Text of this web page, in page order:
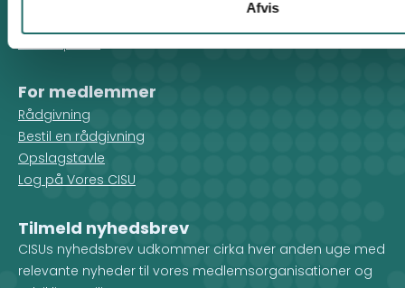
Afvis
Cookiepolitik
For medlemmer
Rådgivning
Bestil en rådgivning
Opslagstavle
Log på Vores CISU
Tilmeld nyhedsbrev
CISUs nyhedsbrev udkommer cirka hver anden uge med
relevante nyheder til vores medlemsorganisationer og